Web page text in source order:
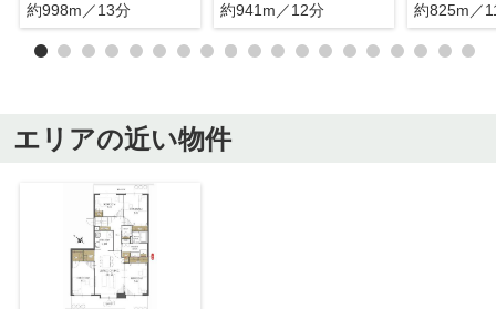
約998m／13分
約941m／12分
約825m／
エリアの近い物件